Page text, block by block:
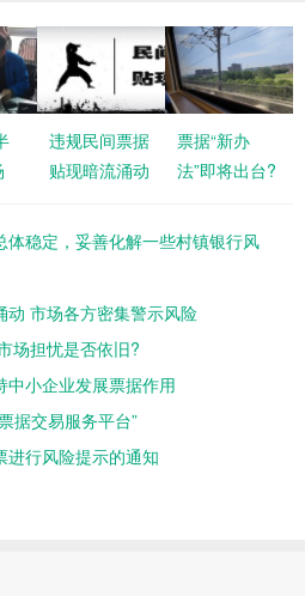
违规民间票据
贴现暗流涌动
警示风险
票据“新办
法”即将出台?
依旧?
体稳定，妥善化解一些村镇银行风
动 市场各方密集警示风险
场担忧是否依旧?
小企业发展票据作用
据交易服务平台”
进行风险提示的通知